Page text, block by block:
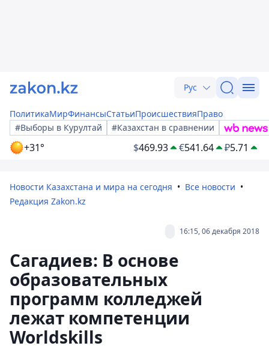
Рус
ПолитикаМирФинансыСтатьиПроисшествияПраво
#Выборы в Курултай
#Казахстан в сравнении
+31° $469.93 €541.64 ₽5.71
Новости Казахстана и мира на сегодня
Все новости
Редакция Zakon.kz
16:15, 06 декабря 2018
Сагадиев: В основе
образовательных
программ колледжей
лежат компетенции
Worldskills